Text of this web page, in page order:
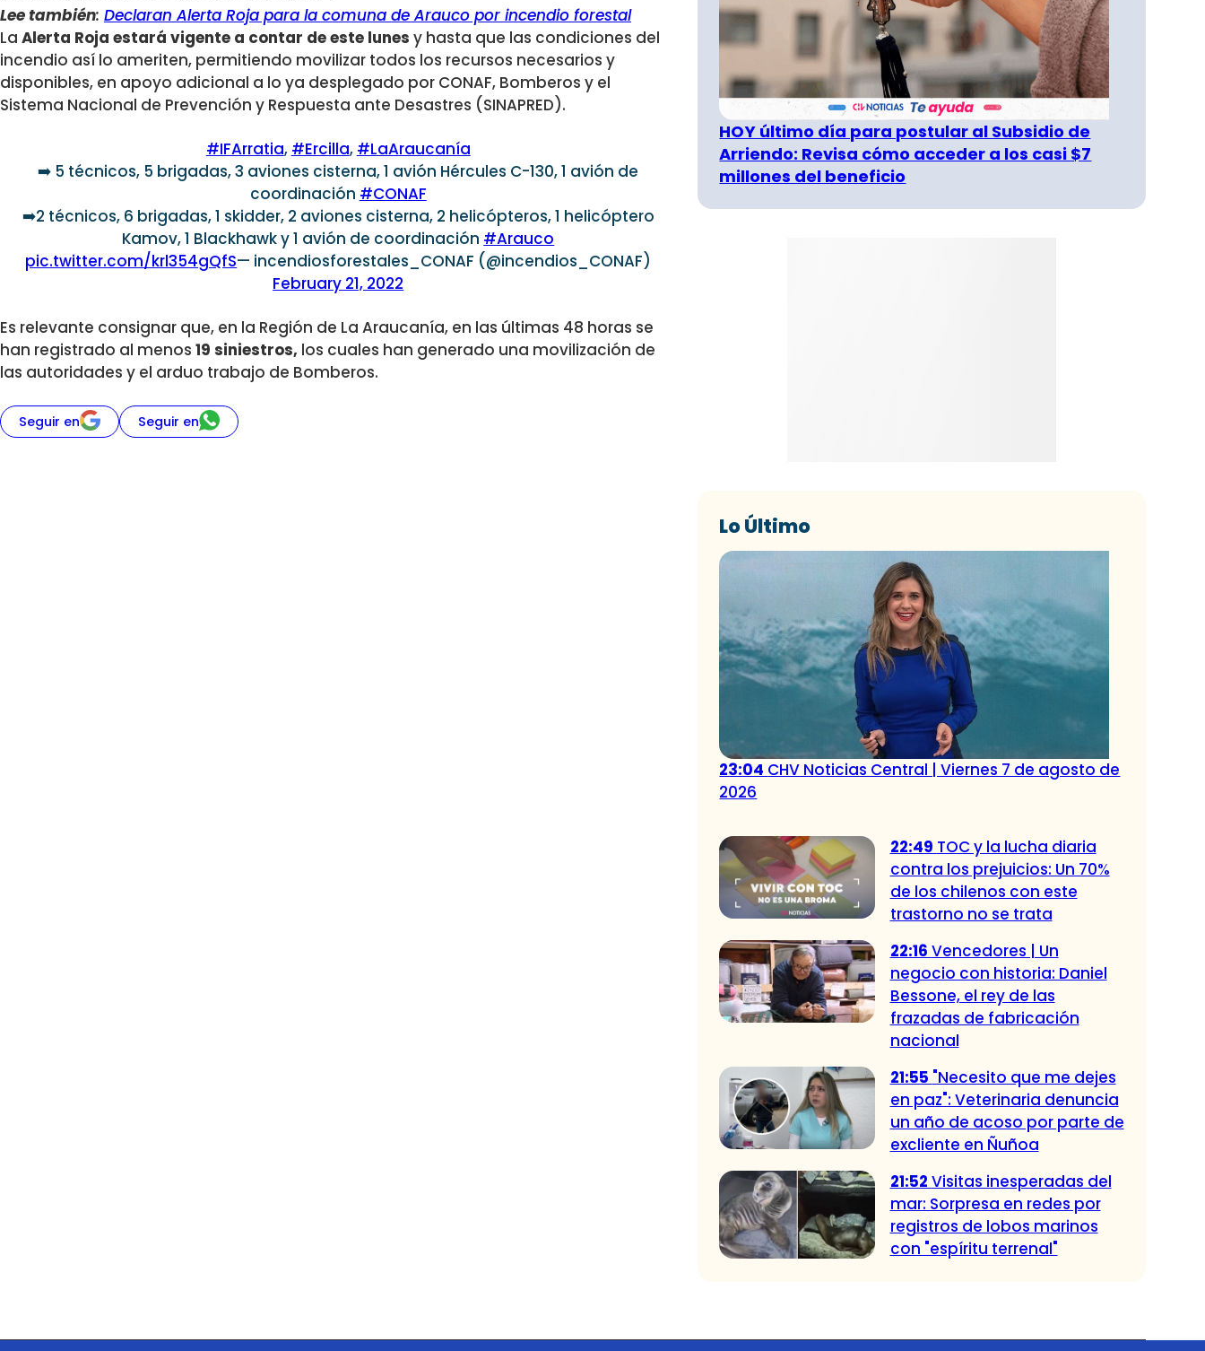
Lee también: Declaran Alerta Roja para la comuna de Arauco por incendio forestal
La Alerta Roja estará vigente a contar de este lunes y hasta que las condiciones del
incendio así lo ameriten, permitiendo movilizar todos los recursos necesarios y
disponibles, en apoyo adicional a lo ya desplegado por CONAF, Bomberos y el
Sistema Nacional de Prevención y Respuesta ante Desastres (SINAPRED).
#IFArratia, #Ercilla, #LaAraucanía
➡️ 5 técnicos, 5 brigadas, 3 aviones cisterna, 1 avión Hércules C-130, 1 avión de
coordinación #CONAF
➡️2 técnicos, 6 brigadas, 1 skidder, 2 aviones cisterna, 2 helicópteros, 1 helicóptero
Kamov, 1 Blackhawk y 1 avión de coordinación #Arauco
pic.twitter.com/krl354gQfS— incendiosforestales_CONAF (@incendios_CONAF)
February 21, 2022
Es relevante consignar que, en la Región de La Araucanía, en las últimas 48 horas se
han registrado al menos 19 siniestros, los cuales han generado una movilización de
las autoridades y el arduo trabajo de Bomberos.
Seguir en Seguir en
HOY último día para postular al Subsidio de
Arriendo: Revisa cómo acceder a los casi $7
millones del beneficio
Lo Último
23:04 CHV Noticias Central | Viernes 7 de agosto de
2026
22:49 TOC y la lucha diaria
contra los prejuicios: Un 70%
de los chilenos con este
trastorno no se trata
22:16 Vencedores | Un
negocio con historia: Daniel
Bessone, el rey de las
frazadas de fabricación
nacional
21:55 "Necesito que me dejes
en paz": Veterinaria denuncia
un año de acoso por parte de
excliente en Ñuñoa
21:52 Visitas inesperadas del
mar: Sorpresa en redes por
registros de lobos marinos
con "espíritu terrenal"